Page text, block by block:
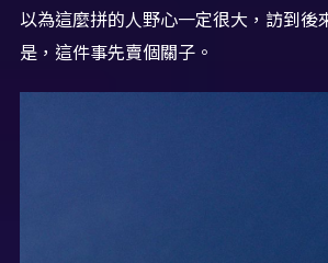
以為這麼拼的人野心一定很大，訪到後
是，這件事先賣個關子。